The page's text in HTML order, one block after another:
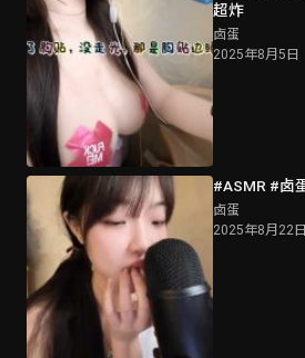
超炸
卤蛋
2025年8月5日
卤蛋
2025年8月22日